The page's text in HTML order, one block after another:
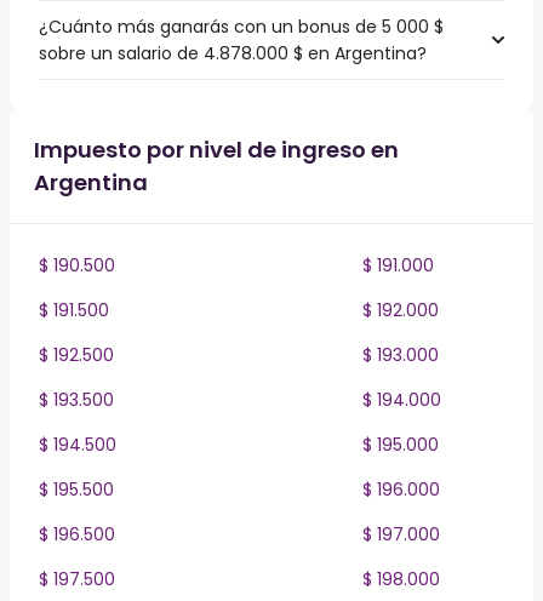
¿Cuánto más ganarás con un bonus de 5 000 $
sobre un salario de 4.878.000 $ en Argentina?
Impuesto por nivel de ingreso en
Argentina
$ 190.500
$ 191.000
$ 191.500
$ 192.000
$ 192.500
$ 193.000
$ 193.500
$ 194.000
$ 194.500
$ 195.000
$ 195.500
$ 196.000
$ 196.500
$ 197.000
$ 197.500
$ 198.000